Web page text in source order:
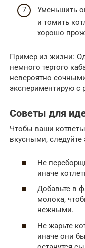
Уменьшить
и томить
хорошо
Пример из жизни:
немного тертого
невероятно
экспериментирую с
Советы для
Чтобы ваши
вкусными, следуйте
Не
иначе
Добавьте в
молока,
нежными.
Не жарьте
иначе они